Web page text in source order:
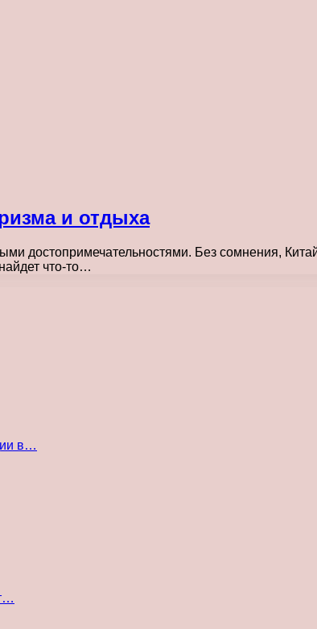
и отдыха
достопримечательностями. Без сомнения,
что-то…
в…